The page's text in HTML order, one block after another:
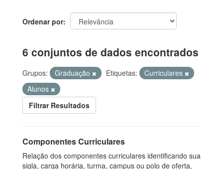
Ordenar por
6 conjuntos de dados encontrados
Grupos: Graduação Etiquetas:
Curriculares
Alunos
Filtrar Resultados
Componentes Curriculares
Relação dos componentes curriculares identificando sua
sigla, carga horária, turma, campus ou polo de oferta,